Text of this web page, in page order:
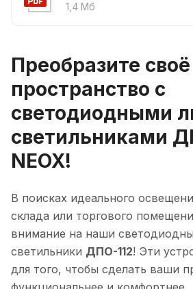
1,4 Мб
Преобразите своё
пространство с
светодиодными
светильниками
NEOX!
В поисках идеального
склада или торгового
внимание на наши
светильники ДПО-112! Эти
для того, чтобы сделать ваши